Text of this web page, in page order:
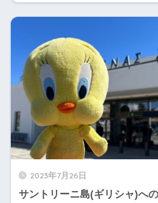
2023年7月26日
サントリーニ島(ギリシャ)へ